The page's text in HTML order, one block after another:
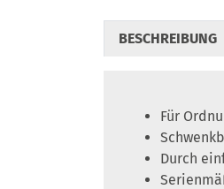
BESCHREIBUNG
Für
Durch